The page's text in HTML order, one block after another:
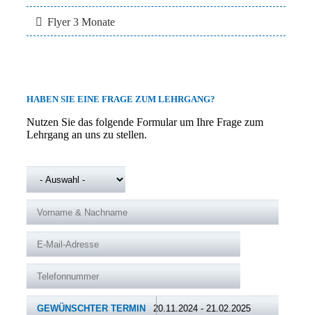
Flyer 3 Monate
HABEN SIE EINE FRAGE ZUM LEHRGANG?
Nutzen Sie das folgende Formular um Ihre Frage zum
Lehrgang an uns zu stellen.
GEWÜNSCHTER TERMIN